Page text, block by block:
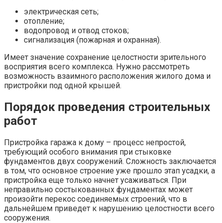
электрическая сеть;
отопление;
водопровод и отвод стоков;
сигнализация (пожарная и охранная).
Имеет значение сохранение целостности зрительного
восприятия всего комплекса. Нужно рассмотреть
возможность взаимного расположения жилого дома и
пристройки под одной крышей.
Порядок проведения строительных
работ
Пристройка гаража к дому – процесс непростой,
требующий особого внимания при стыковке
фундаментов двух сооружений. Сложность заключается
в том, что основное строение уже прошло этап усадки, а
пристройка еще только начнет усаживаться. При
неправильно состыкованных фундаментах может
произойти перекос соединяемых строений, что в
дальнейшем приведет к нарушению целостности всего
сооружения.